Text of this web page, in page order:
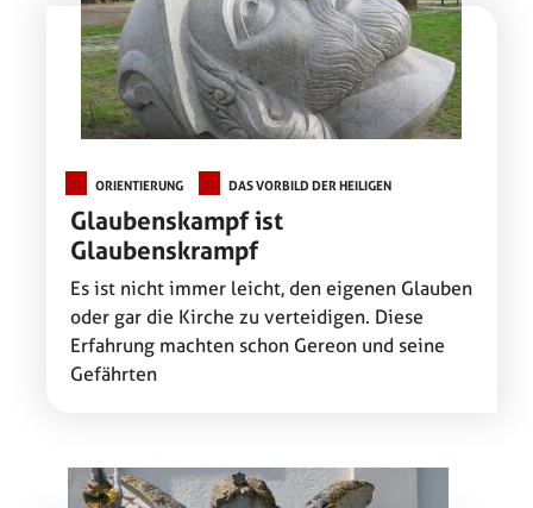
ORIENTIERUNG DAS VORBILD DER HEILIGEN
Glaubenskampf ist
Glaubenskrampf
Es ist nicht immer leicht, den eigenen Glauben
oder gar die Kirche zu verteidigen. Diese
Erfahrung machten schon Gereon und seine
Gefährten